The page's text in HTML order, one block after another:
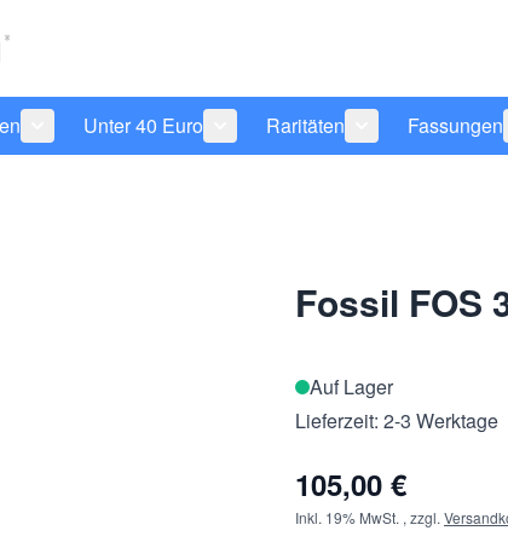
Pflegeprodukte anzeigen
Untermenü für Kategorie Sonnenbrillen anzeigen
Unter 40 Euro
Untermenü für Kategorie Unter
Raritäten
Untermenü für
Fassungen
Fossil FOS
Auf Lager
Lieferzeit: 2-3 Werktage
105,00 €
Inkl. 19% MwSt. , zzgl.